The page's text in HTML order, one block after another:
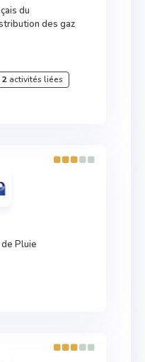
du
des gaz
2activités liées
Pluie